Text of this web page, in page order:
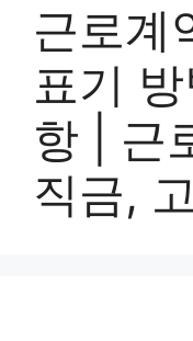
근로계
표기
항 | 근
직금,